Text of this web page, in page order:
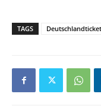
TAGS Deutschlandticket